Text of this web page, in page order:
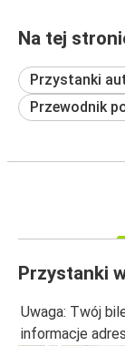
Na tej
Przystanki
Przewodnik
Przystanki
Uwaga: Twój
informacje